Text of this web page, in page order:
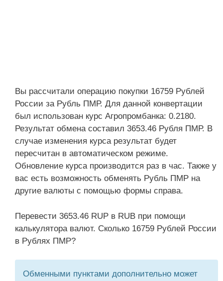
Вы рассчитали операцию покупки 16759 Рублей
России за Рубль ПМР. Для данной конвертации
был использован курс Агропромбанка: 0.2180.
Результат обмена составил 3653.46 Рубля ПМР. В
случае изменения курса результат будет
пересчитан в автоматическом режиме.
Обновление курса производится раз в час. Также у
вас есть возможность обменять Рубль ПМР на
другие валюты с помощью формы справа.
Перевести 3653.46 RUP в RUB при помощи
калькулятора валют. Сколько 16759 Рублей России
в Рублях ПМР?
Обменными пунктами дополнительно может